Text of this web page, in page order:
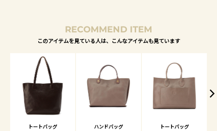
RECOMMEND ITEM
このアイテムを見ている人は、こんなアイテムも見ています
トートバッグ
ハンドバッグ
トートバッグ